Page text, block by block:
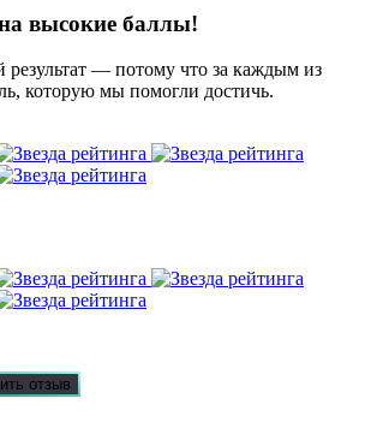
высокие баллы!
— потому что за каждым из
которую мы помогли достичь.
отзыв